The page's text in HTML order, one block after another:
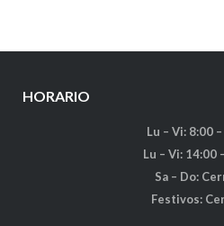
HORARIO
Lu – Vi: 8:00
Lu – Vi: 14:00
Sa – Do:
Festivos: